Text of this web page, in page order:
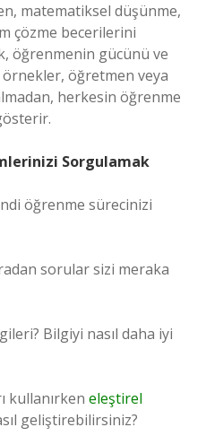
matematiksel düşünme,
çözme becerilerini
öğrenmenin gücünü ve
öğretmen veya
herkesin öğrenme
Sorgulamak
öğrenme sürecinizi
sorular sizi meraka
Bilgiyi nasıl daha iyi
kullanırken eleştirel
geliştirebilirsiniz?